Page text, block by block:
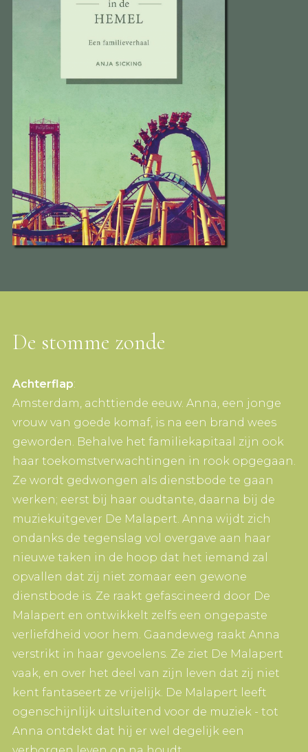
De stomme zonde
Achterflap:
Amsterdam, achttiende eeuw. Anna, een jonge
vrouw van goede komaf, is na een brand wees
geworden. Behalve het familiekapitaal zijn ook
haar toekomstverwachtingen in rook opgegaan.
Ze wordt gedwongen als dienstbode te gaan
werken; eerst bij haar oudtante, daarna bij de
muziekuitgever De Malapert. Anna wijdt zich
ondanks de tegenslag vol overgave aan haar
nieuwe taken in de hoop dat het iemand zal
opvallen dat zij niet zomaar een gewone
dienstbode is. Ze raakt gefascineerd door De
Malapert en ontwikkelt zelfs een ongepaste
verliefdheid voor hem. Gaandeweg raakt Anna
verstrikt in haar gevoelens. Ze ziet De Malapert
vaak, en over het deel van zijn leven dat zij niet
kent fantaseert ze vrijelijk. De Malapert leeft
ogenschijnlijk uitsluitend voor de muziek - tot
Anna ontdekt dat hij er wel degelijk een